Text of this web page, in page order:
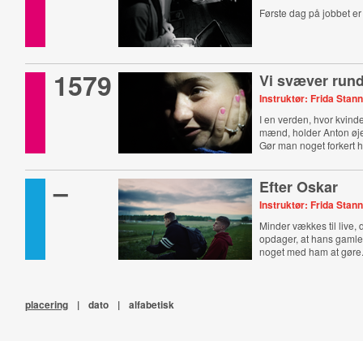
Første dag på jobbet
1579 Vi svæver
Instruktør: Frida
I en verden, hvor
mænd, holder Anton
Gør man noget forkert
– Efter Oskar
Instruktør: Frida
Minder vækkes til live,
opdager, at hans
noget med ham at
placering | dato | alfabetisk